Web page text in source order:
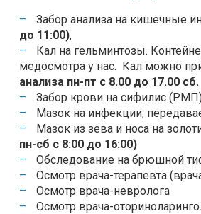
Забор анализа на кишечные
до 11:00),
Кал на гельминтозы.
медосмотра у нас. Кал можно
анализа пн-пт с 8.00 до 17.00
Забор крови на сифилис
Мазок на инфекции,
Мазок из зева и носа на
пн-сб с 8:00 до 16:00)
Обследование на брюшной
Осмотр врача-терапевта
Осмотр врача-невролога
Осмотр врача-